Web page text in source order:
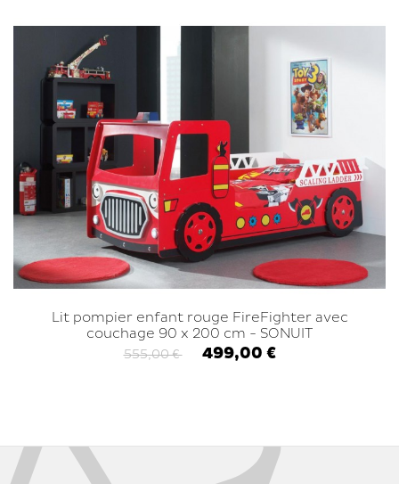
Lit pompier enfant rouge FireFighter avec
couchage 90 x 200 cm - SONUIT
555,00 € 499,00 €